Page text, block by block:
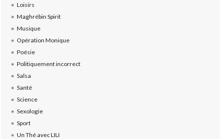
Loisirs
Maghrébin Spirit
Musique
Opération Monique
Poésie
Politiquement incorrect
Salsa
Santé
Science
Sexologie
Sport
Un Thé avec LILI